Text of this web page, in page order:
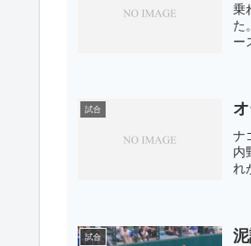
乗
た
ー
試合
ナ
内
れ
試合